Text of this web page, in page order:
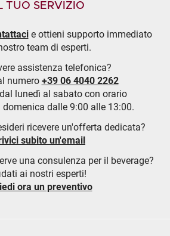
TUO SERVIZIO
e ottieni supporto immediato
team di esperti.
assistenza telefonica?
numero +39 06 4040 2262
lunedì al sabato con orario
domenica dalle 9:00 alle 13:00.
ricevere un'offerta dedicata?
subito un'email
una consulenza per il beverage?
ai nostri esperti!
ora un preventivo